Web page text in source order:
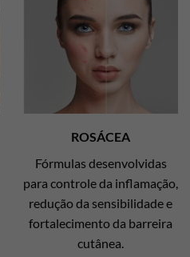
ROSÁCEA
Fórmulas desenvolvidas
para controle da inflamação,
redução da sensibilidade e
fortalecimento da barreira
cutânea.